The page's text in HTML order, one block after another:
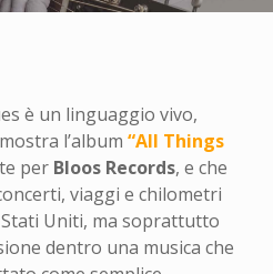
è un linguaggio vivo,
l’album “All Things
per Bloos Records, e che
viaggi e chilometri
Uniti, ma soprattutto
dentro una musica che